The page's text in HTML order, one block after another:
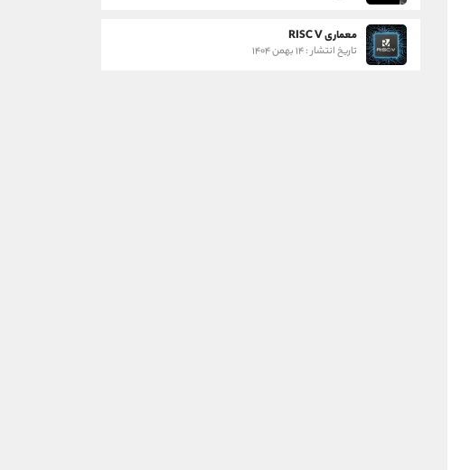
معماری RISC V
تاریخ انتشار : ۱۴ بهمن ۱۴۰۴